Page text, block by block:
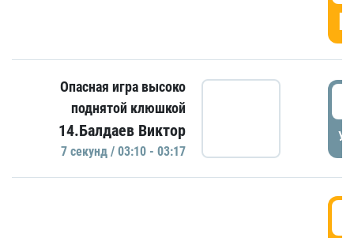
Опасная игра высоко
поднятой клюшкой
14.Балдаев Виктор
7 секунд / 03:10 - 03:17